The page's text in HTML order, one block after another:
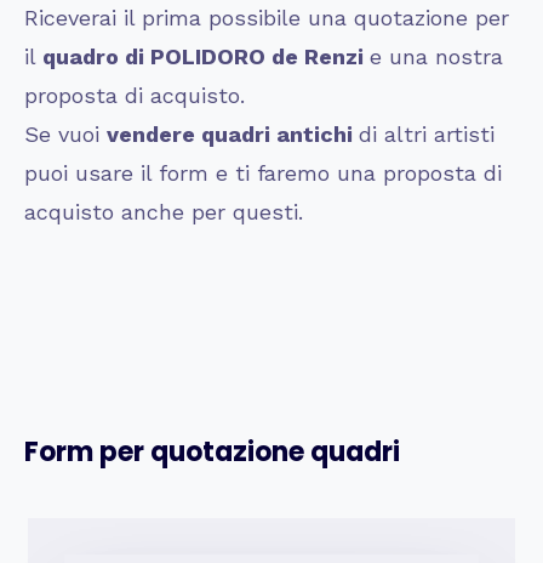
Riceverai il prima possibile una quotazione per
il quadro di POLIDORO de Renzi e una nostra
proposta di acquisto.
Se vuoi vendere quadri antichi di altri artisti
puoi usare il form e ti faremo una proposta di
acquisto anche per questi.
Form per quotazione quadri